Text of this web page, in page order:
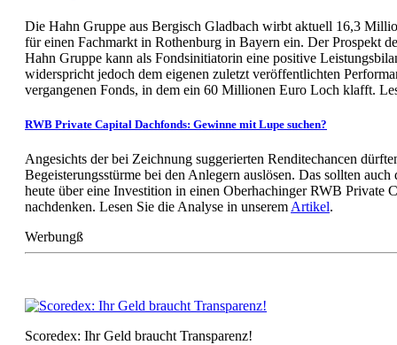
Die Hahn Gruppe aus Bergisch Gladbach wirbt aktuell 16,3
für einen Fachmarkt in Rothenburg in Bayern ein. Der Prospekt
Hahn Gruppe kann als Fondsinitiatorin eine positive
widerspricht jedoch dem eigenen zuletzt veröffentlichten
vergangenen Fonds, in dem ein 60 Millionen Euro Loch klafft.
RWB Private Capital Dachfonds: Gewinne mit Lupe suchen?
Angesichts der bei Zeichnung suggerierten Renditechancen
Begeisterungsstürme bei den Anlegern auslösen. Das sollten
heute über eine Investition in einen Oberhachinger RWB Private
nachdenken. Lesen Sie die Analyse in unserem Artikel.
Werbungß
Scoredex: Ihr Geld braucht Transparenz!